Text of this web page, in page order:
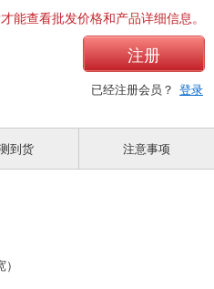
能查看批发价格和产品详细信息。
注册
已经注册会员？ 登录
到货 注意事项